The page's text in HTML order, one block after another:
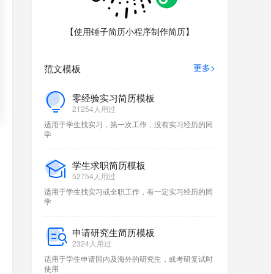
【使用锤子简历小程序制作简历】
范文模板 更多>
零经验实习简历模板
21254人用过
适用于学生找实习，第一次工作，没有实习经历的同
学
学生求职简历模板
52754人用过
适用于学生找实习或全职工作，有一定实习经历的同
学
申请研究生简历模板
2324人用过
适用于学生申请国内及海外的研究生，或考研复试时
使用